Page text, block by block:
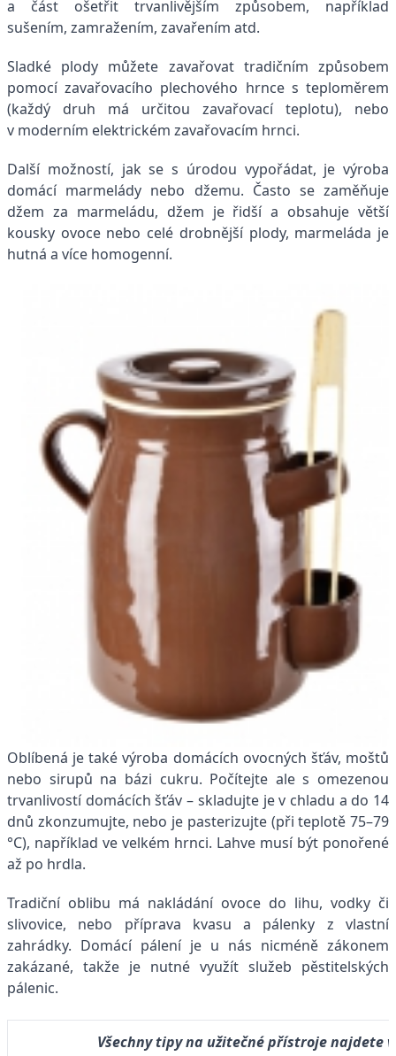
a část ošetřit trvanlivějším způsobem, například
sušením, zamražením, zavařením atd.
Sladké plody můžete zavařovat tradičním způsobem
pomocí zavařovacího plechového hrnce s teploměrem
(každý druh má určitou zavařovací teplotu), nebo
v moderním elektrickém zavařovacím hrnci.
Další možností, jak se s úrodou vypořádat, je výroba
domácí marmelády nebo džemu. Často se zaměňuje
džem za marmeládu, džem je řidší a obsahuje větší
kousky ovoce nebo celé drobnější plody, marmeláda je
hutná a více homogenní.
Oblíbená je také výroba domácích ovocných šťáv, moštů
nebo sirupů na bázi cukru. Počítejte ale s omezenou
trvanlivostí domácích šťáv – skladujte je v chladu a do 14
dnů zkonzumujte, nebo je pasterizujte (při teplotě 75–79
°C), například ve velkém hrnci. Lahve musí být ponořené
až po hrdla.
Tradiční oblibu má nakládání ovoce do lihu, vodky či
slivovice, nebo příprava kvasu a pálenky z vlastní
zahrádky. Domácí pálení je u nás nicméně zákonem
zakázané, takže je nutné využít služeb pěstitelských
pálenic.
Všechny tipy na užitečné přístroje najdete